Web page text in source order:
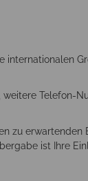
internationalen
, weitere Telefon-
zu erwartenden
ist Ihre